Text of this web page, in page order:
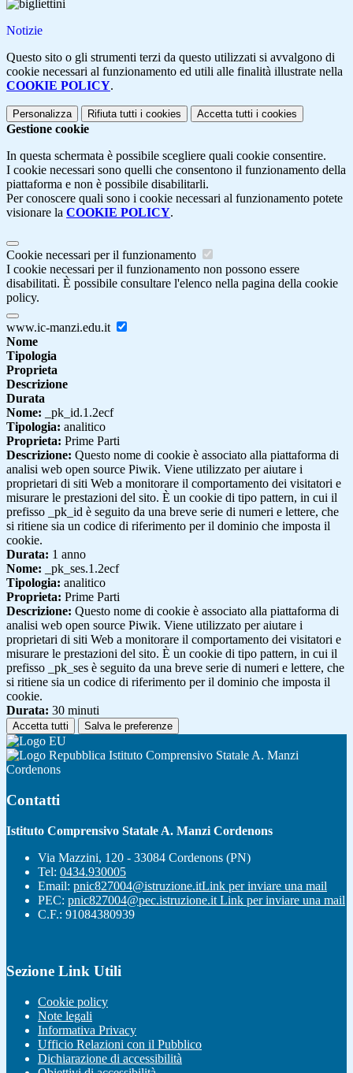
Notizie
Questo sito o gli strumenti terzi da questo utilizzati si avvalgono di
cookie necessari al funzionamento ed utili alle finalità illustrate nella
COOKIE POLICY.
Personalizza Rifiuta tutti i cookies Accetta tutti i cookies
Gestione cookie
In questa schermata è possibile scegliere quali cookie consentire.
I cookie necessari sono quelli che consentono il funzionamento della
piattaforma e non è possibile disabilitarli.
Per conoscere quali sono i cookie necessari al funzionamento potete
visionare la COOKIE POLICY.
Cookie necessari per il funzionamento
I cookie necessari per il funzionamento non possono essere
disabilitati. È possibile consultare l'elenco nella pagina della cookie
policy.
www.ic-manzi.edu.it
Nome
Tipologia
Proprieta
Descrizione
Durata
Nome: _pk_id.1.2ecf
Tipologia: analitico
Proprieta: Prime Parti
Descrizione: Questo nome di cookie è associato alla piattaforma di
analisi web open source Piwik. Viene utilizzato per aiutare i
proprietari di siti Web a monitorare il comportamento dei visitatori e
misurare le prestazioni del sito. È un cookie di tipo pattern, in cui il
prefisso _pk_id è seguito da una breve serie di numeri e lettere, che
si ritiene sia un codice di riferimento per il dominio che imposta il
cookie.
Durata: 1 anno
Nome: _pk_ses.1.2ecf
Tipologia: analitico
Proprieta: Prime Parti
Descrizione: Questo nome di cookie è associato alla piattaforma di
analisi web open source Piwik. Viene utilizzato per aiutare i
proprietari di siti Web a monitorare il comportamento dei visitatori e
misurare le prestazioni del sito. È un cookie di tipo pattern, in cui il
prefisso _pk_ses è seguito da una breve serie di numeri e lettere, che
si ritiene sia un codice di riferimento per il dominio che imposta il
cookie.
Durata: 30 minuti
Accetta tutti Salva le preferenze
Istituto Comprensivo Statale A. Manzi
Cordenons
Contatti
Istituto Comprensivo Statale A. Manzi Cordenons
Via Mazzini, 120 - 33084 Cordenons (PN)
Tel: 0434.930005
Email: pnic827004@istruzione.itLink per inviare una mail
PEC: pnic827004@pec.istruzione.it Link per inviare una mail
C.F.: 91084380939
Sezione Link Utili
Cookie policy
Note legali
Informativa Privacy
Ufficio Relazioni con il Pubblico
Dichiarazione di accessibilità